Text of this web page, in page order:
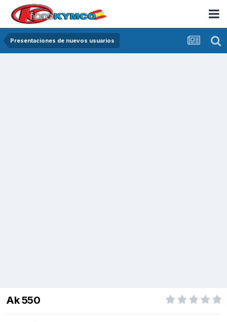
Presentaciones de nuevos usuarios
Ak 550